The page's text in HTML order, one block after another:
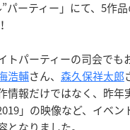
”パーティー」にて、5作
トパーティーの司会でも
浩輔さん、 森久保祥太郎
情報だけではなく、昨年
」の映像など、イベ